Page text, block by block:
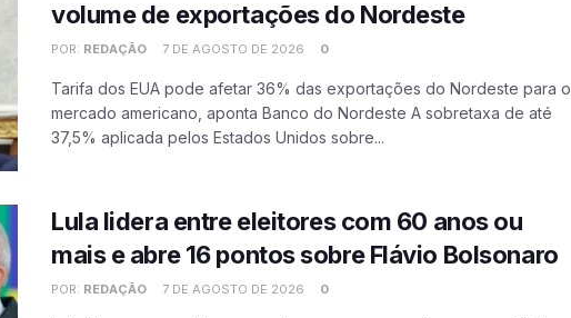
volume de exportações do Nordeste
POR: REDAÇÃO 7 DE AGOSTO DE 2026 0
Tarifa dos EUA pode afetar 36% das exportações do Nordeste para o
mercado americano, aponta Banco do Nordeste A sobretaxa de até
37,5% aplicada pelos Estados Unidos sobre...
Lula lidera entre eleitores com 60 anos ou
mais e abre 16 pontos sobre Flávio Bolsonaro
POR: REDAÇÃO 7 DE AGOSTO DE 2026 0